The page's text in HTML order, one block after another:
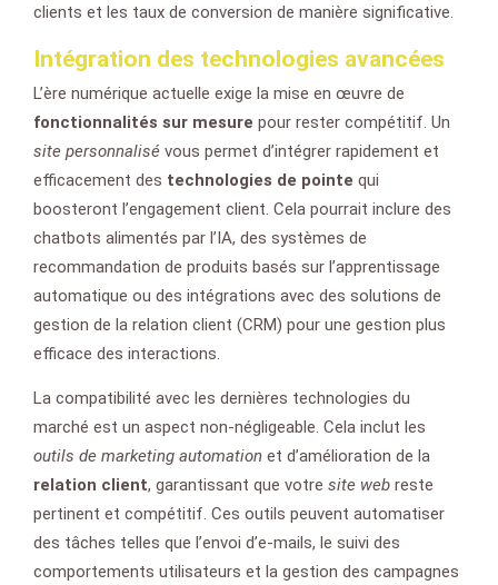
clients et les taux de conversion de manière significative.
Intégration des technologies avancées
L’ère numérique actuelle exige la mise en œuvre de
fonctionnalités sur mesure pour rester compétitif. Un
site personnalisé vous permet d’intégrer rapidement et
efficacement des technologies de pointe qui
boosteront l’engagement client. Cela pourrait inclure des
chatbots alimentés par l’IA, des systèmes de
recommandation de produits basés sur l’apprentissage
automatique ou des intégrations avec des solutions de
gestion de la relation client (CRM) pour une gestion plus
efficace des interactions.
La compatibilité avec les dernières technologies du
marché est un aspect non-négligeable. Cela inclut les
outils de marketing automation et d’amélioration de la
relation client, garantissant que votre site web reste
pertinent et compétitif. Ces outils peuvent automatiser
des tâches telles que l’envoi d’e-mails, le suivi des
comportements utilisateurs et la gestion des campagnes